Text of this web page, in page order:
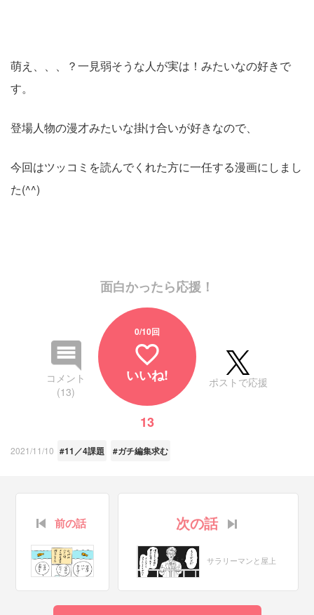
萌え、、、？一見弱そうな人が実は！みたいなの好きで
す。
登場人物の漫才みたいな掛け合いが好きなので、
今回はツッコミを読んでくれた方に一任する漫画にしまし
た(^^)
面白かったら応援！
コメント
(13)
0/10回
favorite_border
いいね!
13
ポストで応援
2021/11/10 #11／4課題 #ガチ編集求む
前の話 次の話
サラリーマンと屋上